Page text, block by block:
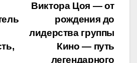
Виктора Цоя — от
рождения до
лидерства группы
Кино — путь
легендарного